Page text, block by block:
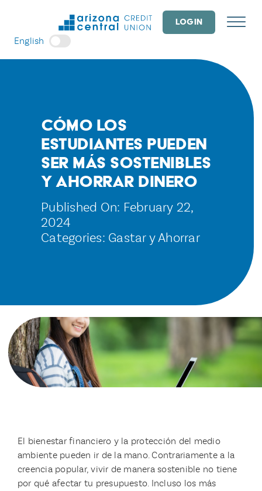
LOGIN
English
Cómo los
estudiantes pueden
ser más sostenibles
y ahorrar dinero
Published On: February 22,
2024
Categories: Gastar y Ahorrar
El bienestar financiero y la protección del medio
ambiente pueden ir de la mano. Contrariamente a la
creencia popular, vivir de manera sostenible no tiene
por qué afectar tu presupuesto. Incluso los más